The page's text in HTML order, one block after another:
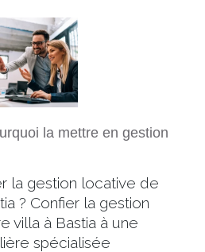
la mettre en gestion
la gestion locative de
? Confier la gestion
villa à Bastia à une
spécialisée